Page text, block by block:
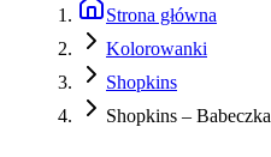
Strona główna
Kolorowanki
Shopkins
Shopkins – Babeczka